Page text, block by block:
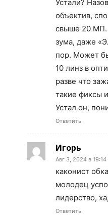
Устали?
объектив,
свыше 20 МП.
зума, даже
пор. Может
10 линз в
разве что
такие фиксы
Устал он,
Ответить
Игорь
Авг 3, 2024 в 19:14
каконист
молодец
лидерство,
Ответить